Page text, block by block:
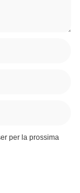
per la prossima